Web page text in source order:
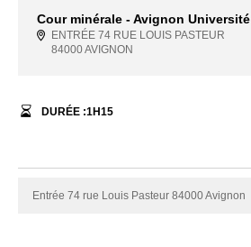
Cour minérale - Avignon Université
ENTRÉE 74 RUE LOUIS PASTEUR
84000 AVIGNON
DURÉE :1H15
Entrée 74 rue Louis Pasteur 84000 Avignon